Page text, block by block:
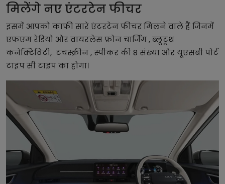
मिलेंगे नए एंटरटेन फीचर
इसमें आपको काफी सारे एंटरटेन फीचर मिलने वाले हैं जिनमें
एफएम रेडियो और वायरलेस फ़ोन चार्जिंग , ब्लूटूथ
कनेक्टिविटी, टचस्क्रीन , स्पीकर की 8 संख्या और यूएसबी पोर्ट
टाइप सी टाइप का होगा।